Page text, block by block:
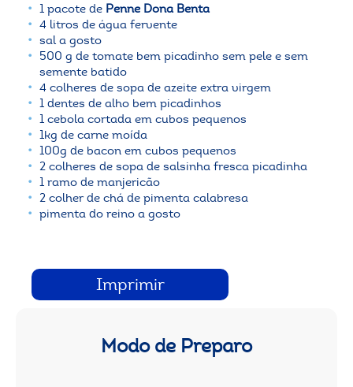
1 pacote de Penne Dona Benta
4 litros de água fervente
sal a gosto
500 g de tomate bem picadinho sem pele e sem
semente batido
4 colheres de sopa de azeite extra virgem
1 dentes de alho bem picadinhos
1 cebola cortada em cubos pequenos
1kg de carne moída
100g de bacon em cubos pequenos
2 colheres de sopa de salsinha fresca picadinha
1 ramo de manjericão
2 colher de chá de pimenta calabresa
pimenta do reino a gosto
Imprimir
Modo de Preparo